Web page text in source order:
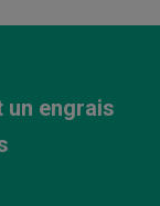
un engrais